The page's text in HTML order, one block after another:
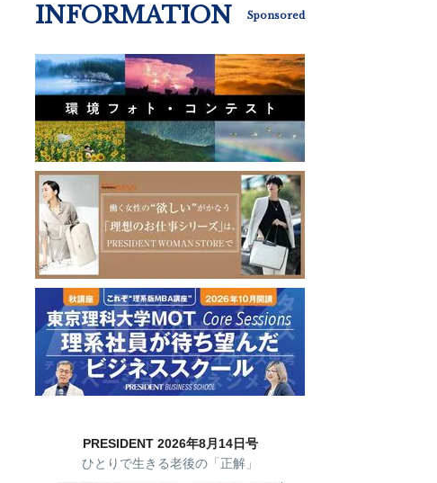
INFORMATION Sponsored
PRESIDENT 2026年8月14日号
ひとりで生きる老後の「正解」